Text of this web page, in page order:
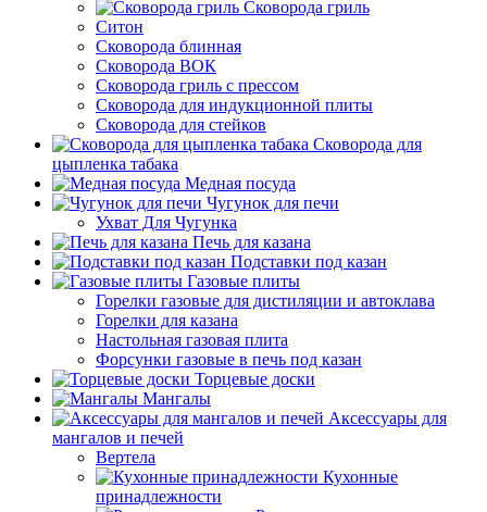
Сковорода гриль
Ситон
Сковорода блинная
Сковорода ВОК
Сковорода гриль с прессом
Сковорода для индукционной плиты
Сковорода для стейков
Сковорода для
цыпленка табака
Медная посуда
Чугунок для печи
Ухват Для Чугунка
Печь для казана
Подставки под казан
Газовые плиты
Горелки газовые для дистиляции и автоклава
Горелки для казана
Настольная газовая плита
Форсунки газовые в печь под казан
Торцевые доски
Мангалы
Аксессуары для
мангалов и печей
Вертела
Кухонные
принадлежности